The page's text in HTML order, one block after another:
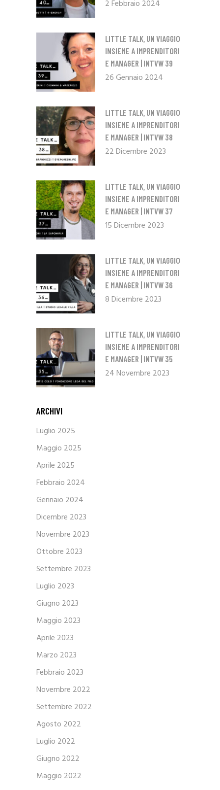
2 Febbraio 2024
LITTLE TALK, UN VIAGGIO
INSIEME A IMPRENDITORI
E MANAGER | INTVW 39
26 Gennaio 2024
LITTLE TALK, UN VIAGGIO
INSIEME A IMPRENDITORI
E MANAGER | INTVW 38
22 Dicembre 2023
LITTLE TALK, UN VIAGGIO
INSIEME A IMPRENDITORI
E MANAGER | INTVW 37
15 Dicembre 2023
LITTLE TALK, UN VIAGGIO
INSIEME A IMPRENDITORI
E MANAGER | INTVW 36
8 Dicembre 2023
LITTLE TALK, UN VIAGGIO
INSIEME A IMPRENDITORI
E MANAGER | INTVW 35
24 Novembre 2023
ARCHIVI
Luglio 2025
Maggio 2025
Aprile 2025
Febbraio 2024
Gennaio 2024
Dicembre 2023
Novembre 2023
Ottobre 2023
Settembre 2023
Luglio 2023
Giugno 2023
Maggio 2023
Aprile 2023
Marzo 2023
Febbraio 2023
Novembre 2022
Settembre 2022
Agosto 2022
Luglio 2022
Giugno 2022
Maggio 2022